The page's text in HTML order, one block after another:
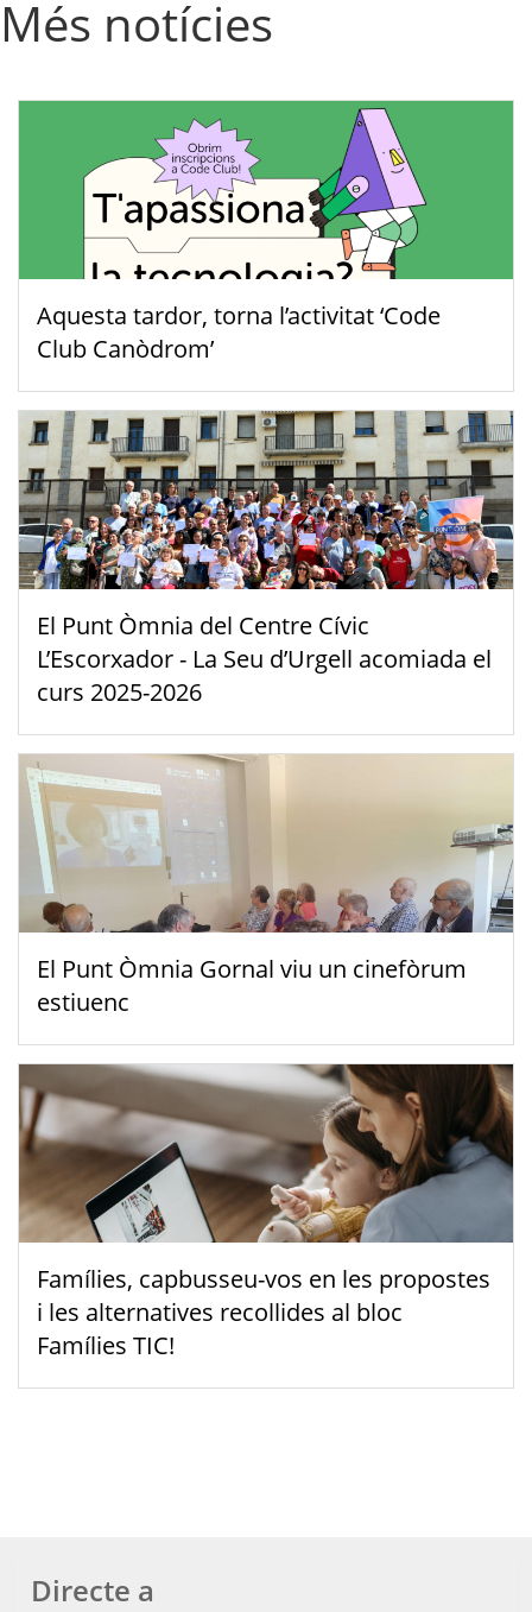
Més notícies
Aquesta tardor, torna l’activitat ‘Code
Club Canòdrom’
El Punt Òmnia del Centre Cívic
L’Escorxador - La Seu d’Urgell acomiada el
curs 2025-2026
El Punt Òmnia Gornal viu un cinefòrum
estiuenc
Famílies, capbusseu-vos en les propostes
i les alternatives recollides al bloc
Famílies TIC!
Directe a